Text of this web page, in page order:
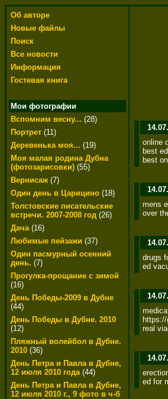
Об авторе
Новые файлы
Поиск
Все новости
Информация
Гостевая книга
Мои фотографии
Вспомним весну... (28)
Портрет (11)
Деревенька моя... (19)
Моя малая родина Дубна
(фотозарисовки) (55)
Вернисаж (7)
Один день в Царицино (18)
Толстовские писательские
встречи. 2007-2008 год (26)
Дача(16)
Любимые пейзажи (37)
Один пасмурный осенний
день. (7)
Прогулка-прощание с зимой
(16)
День Победы-2009 в Дубне
(44)
День Победы в Дубне. 2010
(12)
Пляжный волейбол в Дубне.
2010 (36)
День Петра и Павла в Дубне,
12 июля 2010 года(44)
День Петра и Павла в Дубне,
12 июля 2010 г., 9 фото в ч-б
online
best
best
mens
over
drugs
ed
https://
real
ed for